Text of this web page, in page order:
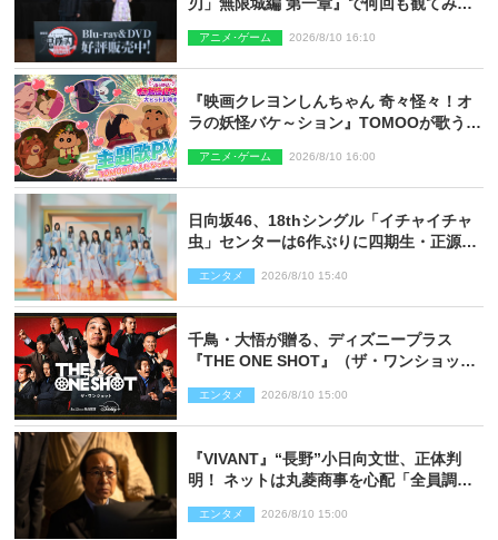
刃」無限城編 第一章』で何回も観てみた
アニメ･ゲーム 2026/8/10 16:10
『映画クレヨンしんちゃん 奇々怪々！オ
ラの妖怪バケ～ション』TOMOOが歌う主
アニメ･ゲーム 2026/8/10 16:00
日向坂46、18thシングル「イチャイチャ
虫」センターは6作ぶりに四期生・正源司
エンタメ 2026/8/10 15:40
千鳥・大悟が贈る、ディズニープラス
『THE ONE SHOT』（ザ・ワンショッ
を投じる“真の笑い”を見る大会がついに
開幕
エンタメ 2026/8/10 15:00
『VIVANT』“長野”小日向文世、正体判
明！ ネットは丸菱商事を心配「全員調べ
エンタメ 2026/8/10 15:00